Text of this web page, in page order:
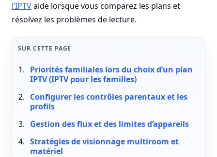
l’IPTVaide lorsque vous comparez les plans et
résolvez les problèmes de lecture.
SUR CETTE PAGE
Priorités familiales lors du choix d’un plan
IPTV (IPTV pour les familles)
Configurer les contrôles parentaux et les
profils
Gestion des flux et des limites d’appareils
Stratégies de visionnage multiroom et
matériel